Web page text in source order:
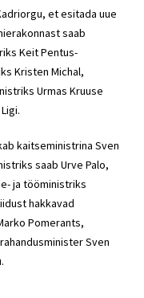
et esitada uue
saab
Keit Pentus-
Kristen Michal,
Urmas Kruuse
kaitseministrina Sven
saab Urve Palo,
ja tööministriks
hakkavad
Pomerants,
Sven